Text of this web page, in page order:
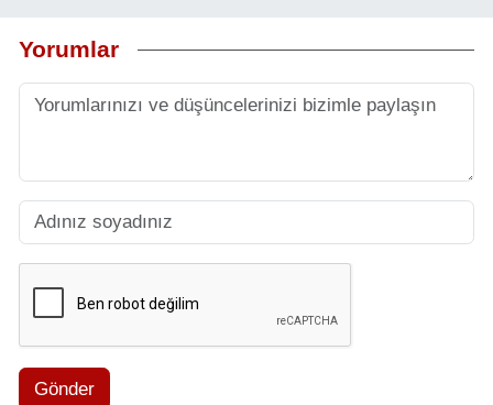
Yorumlar
Gönder